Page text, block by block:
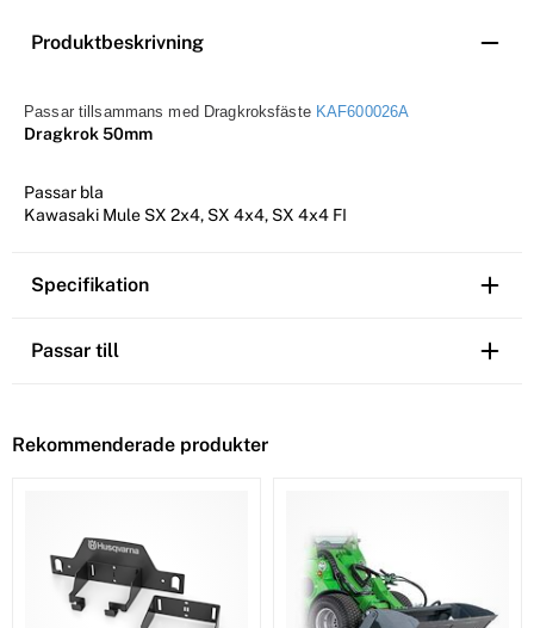
Produktbeskrivning
Passar tillsammans med Dragkroksfäste KAF600026A
Dragkrok 50mm
Passar bla
Kawasaki Mule SX 2x4, SX 4x4, SX 4x4 FI
Specifikation
Passar till
Rekommenderade produkter